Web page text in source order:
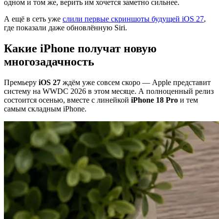
одном и том же, верить им хочется заметно сильнее.
А ещё в сеть уже слили первые скриншоты будущей iOS 27,
где показали даже обновлённую Siri.
Какие iPhone получат новую
многозадачность
Премьеру iOS 27 ждём уже совсем скоро — Apple представит
систему на WWDC 2026 в этом месяце. А полноценный релиз
состоится осенью, вместе с линейкой iPhone 18 Pro и тем
самым складным iPhone.